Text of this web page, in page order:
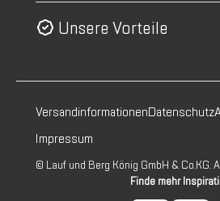
Unsere Vorteile
VersandinformationenDatenschutz
Impressum
© Lauf und Berg König GmbH & Co.KG.
Finde mehr